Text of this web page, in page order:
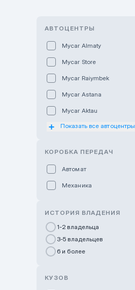
АВТОЦЕНТРЫ
Mycar Almaty
Mycar Store
Mycar Raiymbek
Mycar Astana
Mycar Aktau
Mycar Uralsk
GWM Nurly Zhol
Chery Astana
Показать все автоцентры
КОРОБКА ПЕРЕДАЧ
Автомат
Механика
ИСТОРИЯ ВЛАДЕНИЯ
1-2 владельца
3-5 владельцев
6 и более
КУЗОВ